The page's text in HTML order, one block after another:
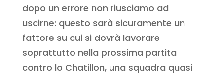
dopo un errore non riusciamo ad
uscirne: questo sarà sicuramente un
fattore su cui si dovrà lavorare
soprattutto nella prossima partita
contro lo Chatillon, una squadra quasi